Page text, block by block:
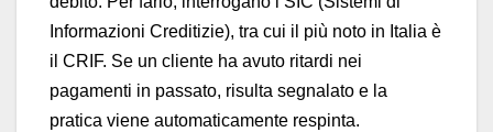
Informazioni Creditizie), tra cui il più noto in Italia è
il CRIF. Se un cliente ha avuto ritardi nei
pagamenti in passato, risulta segnalato e la
pratica viene automaticamente respinta.